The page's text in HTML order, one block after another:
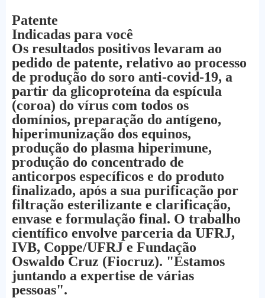
Patente
Indicadas para você
Os resultados positivos levaram ao
pedido de patente, relativo ao processo
de produção do soro anti-covid-19, a
partir da glicoproteína da espícula
(coroa) do vírus com todos os
domínios, preparação do antígeno,
hiperimunização dos equinos,
produção do plasma hiperimune,
produção do concentrado de
anticorpos específicos e do produto
finalizado, após a sua purificação por
filtração esterilizante e clarificação,
envase e formulação final. O trabalho
científico envolve parceria da UFRJ,
IVB, Coppe/UFRJ e Fundação
Oswaldo Cruz (Fiocruz). "Estamos
juntando a expertise de várias
pessoas".